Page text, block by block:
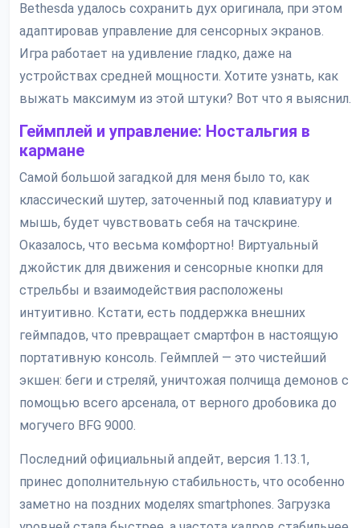
Bethesda удалось сохранить дух оригинала, при этом
адаптировав управление для сенсорных экранов.
Игра работает на удивление гладко, даже на
устройствах средней мощности. Хотите узнать, как
выжать максимум из этой штуки? Вот что я выяснил.
Геймплей и управление: Ностальгия в
кармане
Самой большой загадкой для меня было то, как
классический шутер, заточенный под клавиатуру и
мышь, будет чувствовать себя на тачскрине.
Оказалось, что весьма комфортно! Виртуальный
джойстик для движения и сенсорные кнопки для
стрельбы и взаимодействия расположены
интуитивно. Кстати, есть поддержка внешних
геймпадов, что превращает смартфон в настоящую
портативную консоль. Геймплей — это чистейший
экшен: беги и стреляй, уничтожая полчища демонов с
помощью всего арсенала, от верного дробовика до
могучего BFG 9000.
Последний официальный апдейт, версия 1.13.1,
принес дополнительную стабильность, что особенно
заметно на поздних моделях smartphones. Загрузка